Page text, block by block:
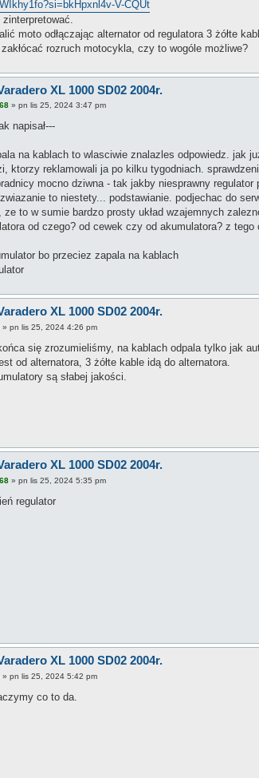
V-CQUt
moto odłączając alternator od regulatora 3 żółte
rozruch motocykla, czy to wogóle możliwe?
XL 1000 SD02 2004r.
» pn lis 25, 2024 3:47 pm
napisał---
na kablach to wlasciwie znalazles odpowiedz. jak
ktorzy reklamowali ja po kilku tygodniach.
mocno dziwna - tak jakby niesprawny
to niestety... podstawianie. podjechac do
to w sumie bardzo prosty układ wzajemnych
od czego? od cewek czy od akumulatora? z
bo przeciez zapala na kablach
XL 1000 SD02 2004r.
» pn lis 25, 2024 4:26 pm
się zrozumieliśmy, na kablach odpala tylko jak
od alternatora, 3 żółte kable idą do alternatora.
są słabej jakości.
XL 1000 SD02 2004r.
» pn lis 25, 2024 5:35 pm
regulator
XL 1000 SD02 2004r.
» pn lis 25, 2024 5:42 pm
co to da.